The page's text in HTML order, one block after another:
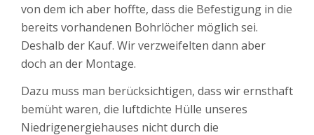
von dem ich aber hoffte, dass die Befestigung in die
bereits vorhandenen Bohrlöcher möglich sei.
Deshalb der Kauf. Wir verzweifelten dann aber
doch an der Montage.
Dazu muss man berücksichtigen, dass wir ernsthaft
bemüht waren, die luftdichte Hülle unseres
Niedrigenergiehauses nicht durch die